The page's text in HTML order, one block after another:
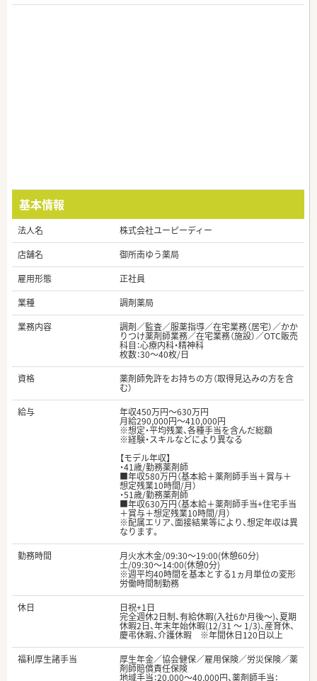
基本情報
法人名
株式会社ユーピーディー
店舗名
御所南ゆう薬局
雇用形態
正社員
業種
調剤薬局
業務内容
調剤／監査／服薬指導／在宅業務（居宅）／かか
りつけ薬剤師業務／在宅業務（施設）／OTC販売
科目：心療内科・精神科
枚数：30～40枚/日
資格
薬剤師免許をお持ちの方（取得見込みの方を含
む）
給与
年収450万円～630万円
月給290,000円～410,000円
※想定・平均残業、各種手当を含んだ総額
※経験・スキルなどにより異なる
【モデル年収】
・41歳/勤務薬剤師
■年収580万円（基本給＋薬剤師手当＋賞与＋
想定残業10時間/月）
・51歳/勤務薬剤師
■年収630万円（基本給＋薬剤師手当+住宅手当
＋賞与＋想定残業10時間/月）
※配属エリア、面接結果等により、想定年収は異
なります。
勤務時間
月火水木金/09:30～19:00(休憩60分)
土/09:30～14:00(休憩0分)
※週平均40時間を基本とする1ヵ月単位の変形
労働時間制勤務
休日
日祝+1日
完全週休2日制、有給休暇(入社6か月後～)、夏期
休暇2日、年末年始休暇(12/31 ～ 1/3)、産育休、
慶弔休暇、介護休暇 ※年間休日120日以上
福利厚生諸手当
厚生年金／協会健保／雇用保険／労災保険／薬
剤師賠償責任保険
地域手当：20,000〜40,000円、薬剤師手当：